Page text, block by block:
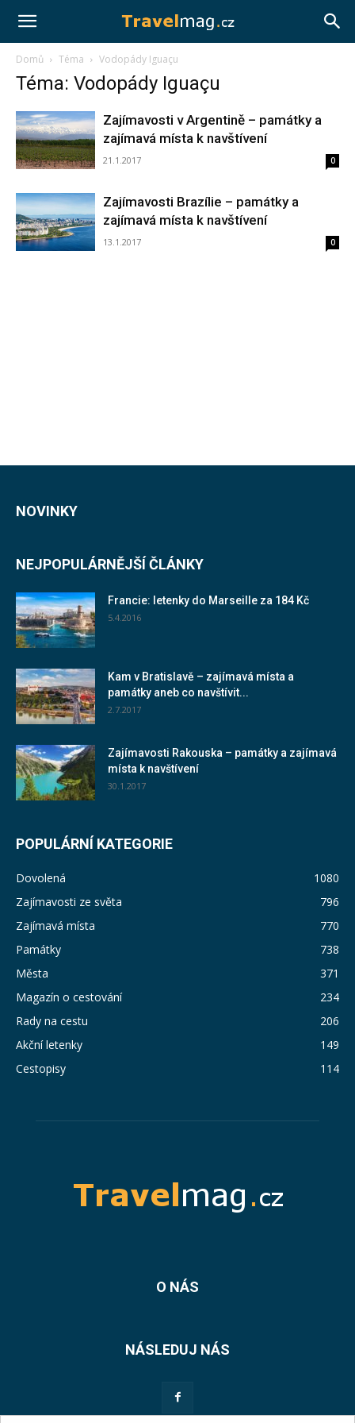
Travelmag.cz
Domů Téma Vodopády Iguaçu
Téma: Vodopády Iguaçu
Zajímavosti v Argentině – památky a
zajímavá místa k navštívení
21.1.2017 0
Zajímavosti Brazílie – památky a
zajímavá místa k navštívení
13.1.2017 0
NOVINKY
NEJPOPULÁRNĚJŠÍ ČLÁNKY
Francie: letenky do Marseille za 184 Kč
5.4.2016
Kam v Bratislavě – zajímavá místa a
památky aneb co navštívit...
2.7.2017
Zajímavosti Rakouska – památky a zajímavá
místa k navštívení
30.1.2017
POPULÁRNÍ KATEGORIE
Dovolená
1080
Zajímavosti ze světa
796
Zajímavá místa
770
Památky
738
Města
371
Magazín o cestování
234
Rady na cestu
206
Akční letenky
149
Cestopisy
114
O NÁS
NÁSLEDUJ NÁS